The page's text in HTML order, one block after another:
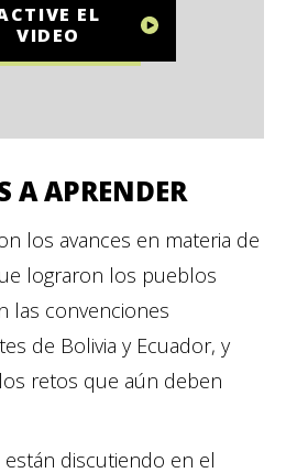
EL
VIDEO
A APRENDER
los avances en materia de
lograron los pueblos
las convenciones
de Bolivia y Ecuador, y
retos que aún deben
están discutiendo en el